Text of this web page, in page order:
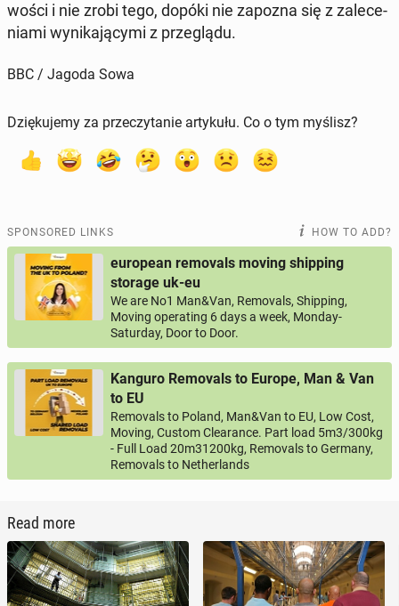
woś­ci i nie zrobi tego, dopóki nie zapozna się z za­lece­
ni­a­mi wynika­ją­cy­mi z przeglą­du.
BBC / Jagoda Sowa
Dziękujemy za przeczytanie artykułu. Co o tym myślisz?
SPONSORED LINKS HOW TO ADD?
european removals moving shipping
storage uk-eu
We are No1 Man&Van, Removals, Shipping,
Moving operating 6 days a week, Monday-
Saturday, Door to Door.
Kanguro Removals to Europe, Man & Van
to EU
Removals to Poland, Man&Van to EU, Low Cost,
Moving, Custom Clearance. Part load 5m3/300kg
- Full Load 20m31200kg, Removals to Germany,
Removals to Netherlands
Read more